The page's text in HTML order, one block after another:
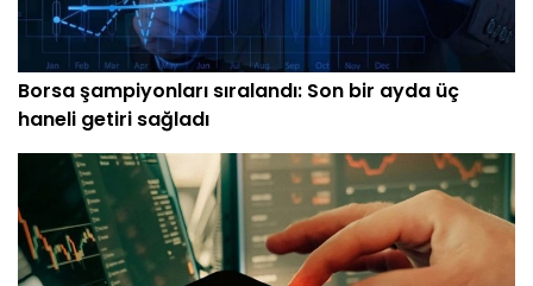
Borsa şampiyonları sıralandı: Son bir ayda üç
haneli getiri sağladı